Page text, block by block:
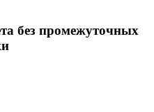
без промежуточных